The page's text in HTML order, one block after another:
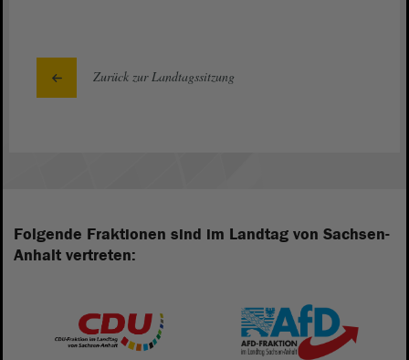
Zurück zur Landtagssitzung
Folgende Fraktionen sind im Landtag von Sachsen-
Anhalt vertreten: